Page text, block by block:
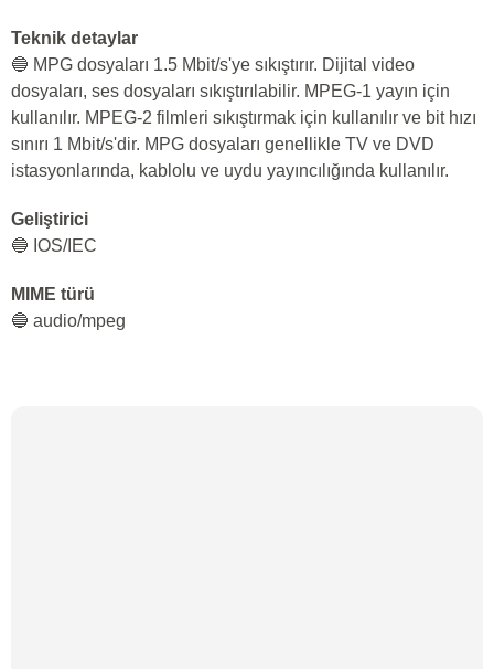
Teknik detaylar
🔵 MPG dosyaları 1.5 Mbit/s'ye sıkıştırır. Dijital video
dosyaları, ses dosyaları sıkıştırılabilir. MPEG-1 yayın için
kullanılır. MPEG-2 filmleri sıkıştırmak için kullanılır ve bit hızı
sınırı 1 Mbit/s'dir. MPG dosyaları genellikle TV ve DVD
istasyonlarında, kablolu ve uydu yayıncılığında kullanılır.
Geliştirici
🔵 IOS/IEC
MIME türü
🔵 audio/mpeg